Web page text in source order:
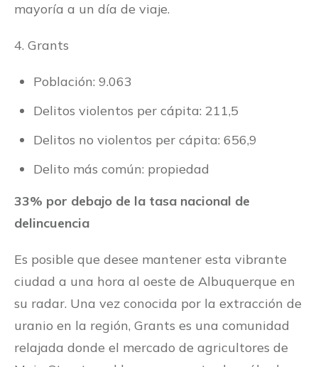
mayoría a un día de viaje.
4. Grants
Población: 9.063
Delitos violentos per cápita: 211,5
Delitos no violentos per cápita: 656,9
Delito más común: propiedad
33% por debajo de la tasa nacional de
delincuencia
Es posible que desee mantener esta vibrante
ciudad a una hora al oeste de Albuquerque en
su radar. Una vez conocida por la extracción de
uranio en la región, Grants es una comunidad
relajada donde el mercado de agricultores de